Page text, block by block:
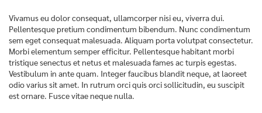
Vivamus eu dolor consequat, ullamcorper nisi eu, viverra dui.
Pellentesque pretium condimentum bibendum. Nunc condimentum
sem eget consequat malesuada. Aliquam porta volutpat consectetur.
Morbi elementum semper efficitur. Pellentesque habitant morbi
tristique senectus et netus et malesuada fames ac turpis egestas.
Vestibulum in ante quam. Integer faucibus blandit neque, at laoreet
odio varius sit amet. In rutrum orci quis orci sollicitudin, eu suscipit
est ornare. Fusce vitae neque nulla.